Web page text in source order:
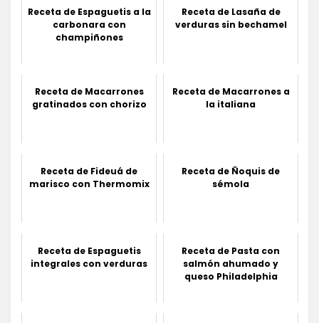
Receta de Espaguetis a la
carbonara con
champiñones
Receta de Lasaña de
verduras sin bechamel
Receta de Macarrones
gratinados con chorizo
Receta de Macarrones a
la italiana
Receta de Fideuá de
marisco con Thermomix
Receta de Ñoquis de
sémola
Receta de Espaguetis
integrales con verduras
Receta de Pasta con
salmón ahumado y
queso Philadelphia